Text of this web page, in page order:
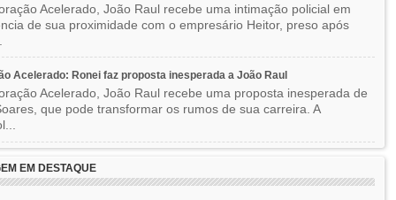
Acelerado, João Raul recebe uma intimação policial em
de sua proximidade com o empresário Heitor, preso após
Acelerado: Ronei faz proposta inesperada a João Raul
Acelerado, João Raul recebe uma proposta inesperada de
que pode transformar os rumos de sua carreira. A
EM DESTAQUE